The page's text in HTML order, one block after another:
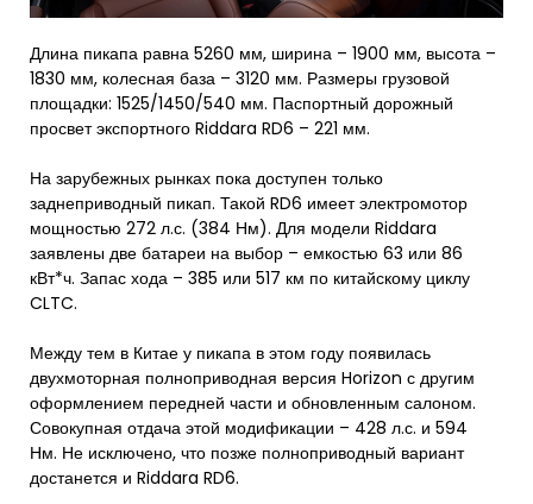
Длина пикапа равна 5260 мм, ширина – 1900 мм, высота –
1830 мм, колесная база – 3120 мм. Размеры грузовой
площадки: 1525/1450/540 мм. Паспортный дорожный
просвет экспортного Riddara RD6 – 221 мм.
На зарубежных рынках пока доступен только
заднеприводный пикап. Такой RD6 имеет электромотор
мощностью 272 л.с. (384 Нм). Для модели Riddara
заявлены две батареи на выбор – емкостью 63 или 86
кВт*ч. Запас хода – 385 или 517 км по китайскому циклу
CLTC.
Между тем в Китае у пикапа в этом году появилась
двухмоторная полноприводная версия Horizon с другим
оформлением передней части и обновленным салоном.
Совокупная отдача этой модификации – 428 л.с. и 594
Нм. Не исключено, что позже полноприводный вариант
достанется и Riddara RD6.